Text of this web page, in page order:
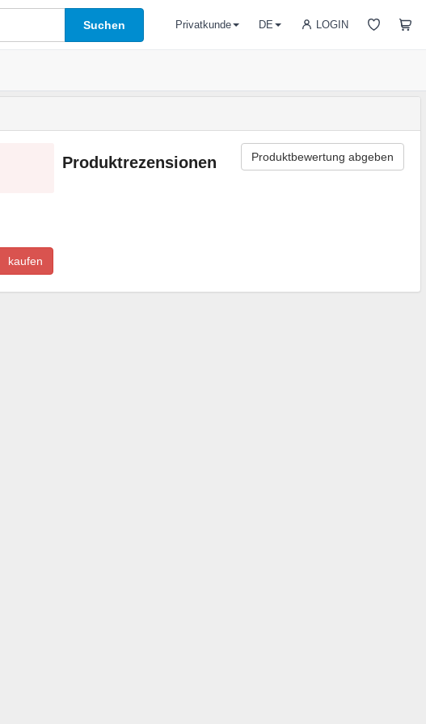
Suchen LOGIN
Privatkunde DE
kaufen
Produktrezensionen Produktbewertung abgeben